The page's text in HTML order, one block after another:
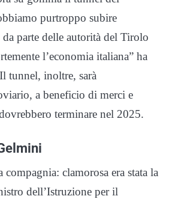
purtroppo subire
parte delle autorità del Tirolo
l’economia italiana” ha
tunnel, inoltre, sarà
a beneficio di merci e
terminare nel 2025.
clamorosa era stata la
dell’Istruzione per il